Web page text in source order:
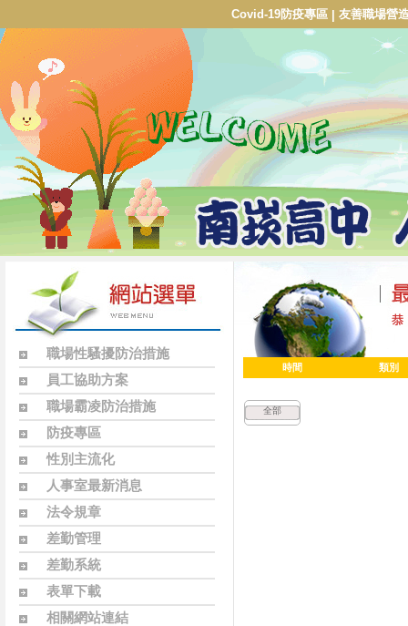
Covid-19防疫專區| 友善職場營
職場性騷擾防治措施
員工協助方案
職場霸凌防治措施
防疫專區
性別主流化
人事室最新消息
法令規章
差勤管理
差勤系統
表單下載
相關網站連結
時間 類別
全部